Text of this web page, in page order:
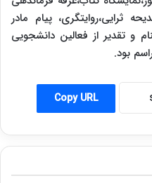
ثرایی،روایتگری، پیام مادر
و تقدیر از فعالین دانشجویی
بود.
Copy URL